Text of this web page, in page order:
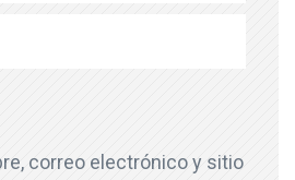
correo electrónico y sitio